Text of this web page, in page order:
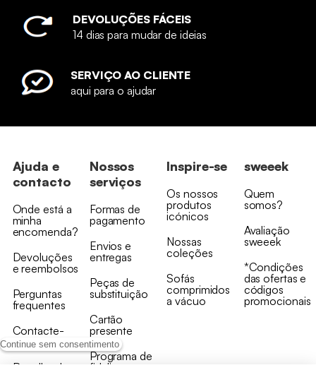
Continue sem consentimento
DEVOLUÇÕES FÁCEIS
14 dias para mudar de ideias
SERVIÇO AO CLIENTE
aqui para o ajudar
Ajuda e
contacto
Onde está a
minha
encomenda?
Devoluções
e reembolsos
Perguntas
frequentes
Contacte-
nos
Recolha de
Nossos
serviços
Formas de
pagamento
Envios e
entregas
Peças de
substituição
Cartão
presente
Programa de
fidelizaçao
Inspire-se
Os nossos
produtos
icónicos
Nossas
coleções
Sofás
comprimidos
a vácuo
sweeek
Quem
somos?
Avaliação
sweeek
*Condições
das ofertas e
códigos
promocionais